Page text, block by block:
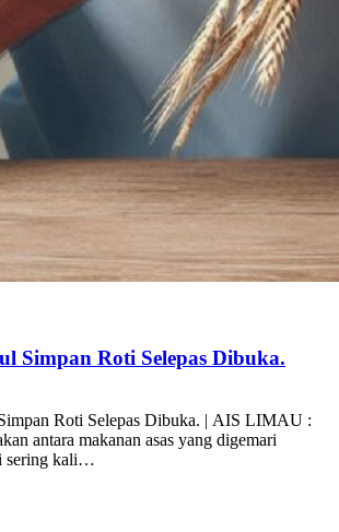
Simpan Roti Selepas Dibuka.
Roti Selepas Dibuka. | AIS LIMAU :
antara makanan asas yang digemari
sering kali…